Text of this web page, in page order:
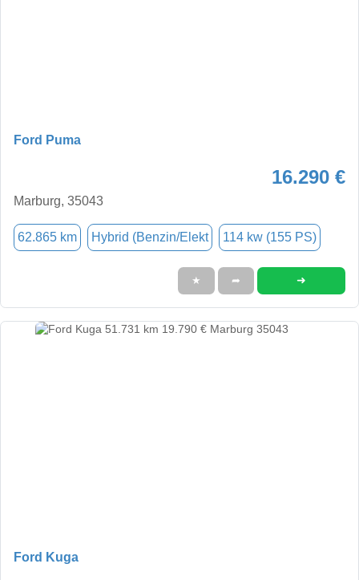
Ford Puma
16.290 €
Marburg, 35043
62.865 km Hybrid (Benzin/Elekt 114 kw (155 PS)
★ ➦ ➜
Ford Kuga